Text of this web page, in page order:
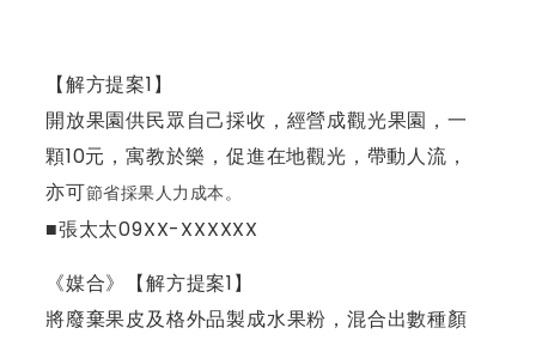
【解方提案1】
開放果園供民眾自己採收，經營成觀光果園，一
顆10元，寓教於樂，促進在地觀光，帶動人流，
亦可節省採果人力成本。
■張太太09XX-XXXXXX
《媒合》【解方提案1】
將廢棄果皮及格外品製成水果粉，混合出數種顏